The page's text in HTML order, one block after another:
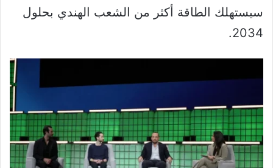
سيستهلك الطاقة أكثر من الشعب الهندي بحلول
2034.